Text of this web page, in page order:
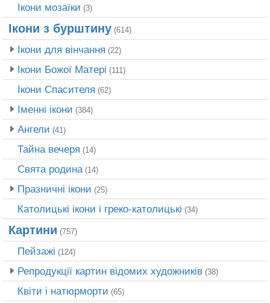
Ікони мозаїки (3)
Ікони з бурштину (614)
Ікони для вінчання (22)
Ікони Божої Матері (111)
Ікони Спасителя (62)
Іменні ікони (384)
Ангели (41)
Тайна вечеря (14)
Свята родина(14)
Празничні ікони (25)
Католицькі ікони і греко-католицькі (34)
Картини (757)
Пейзажі (124)
Репродукції картин відомих художників (38)
Квіти і натюрморти (65)